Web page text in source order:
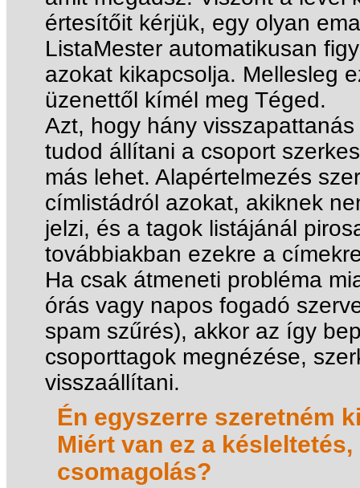
értesítőit kérjük, egy olyan
ListaMester automatikusan
azokat kikapcsolja. Mellesleg
üzenettől kímél meg Téged.
Azt, hogy hány
tudod állítani a csoport
más lehet. Alapértelmezés
címlistádról azokat, akiknek
jelzi, és a tagok listájánál
továbbiakban ezekre a
Ha csak átmeneti probléma
órás vagy napos fogadó
spam szűrés), akkor az így
csoporttagok megnézése,
visszaállítani.
Én egyszerre szeretném
Miért van ez a
csomagolás?